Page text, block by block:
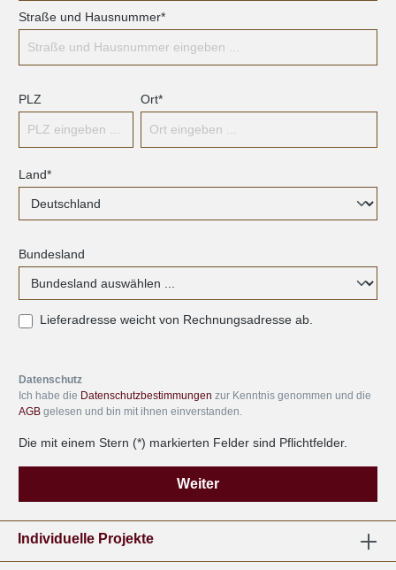
Straße und Hausnummer*
PLZ Ort*
Land*
Bundesland
Lieferadresse weicht von Rechnungsadresse ab.
Datenschutz
Ich habe die Datenschutzbestimmungen zur Kenntnis genommen und die
AGB gelesen und bin mit ihnen einverstanden.
Die mit einem Stern (*) markierten Felder sind Pflichtfelder.
Weiter
Individuelle Projekte